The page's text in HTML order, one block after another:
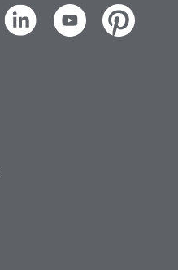
LinkedinYoutubePinterest